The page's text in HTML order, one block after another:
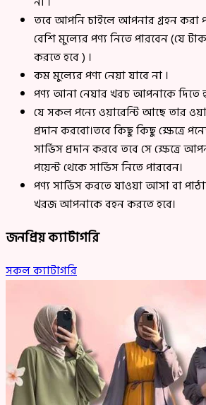
তবে আপনি চাইলে আপনার গ্রহন করা
বেশি মুল্যের পণ্য নিতে পারবেন (যে
করতে হবে ) ।
কম মুল্যের পণ্য নেয়া যাবে না ।
পণ্য আনা নেয়ার খরচ আপনাকে দিতে
যে সকল পন্যে ওয়ারেন্টি আছে তার
প্রদান করবো।তবে কিছু কিছু ক্ষেত্রে
সার্ভিস প্রদান করবে তবে সে ক্ষেত্রে
পয়েন্ট থেকে সার্ভিস নিতে পারবেন।
পণ্য সার্ভিস করতে যাওয়া আসা বা
খরজ আপনাকে বহন করতে হবে।
জনপ্রিয় ক্যাটাগরি
সকল ক্যাটাগরি